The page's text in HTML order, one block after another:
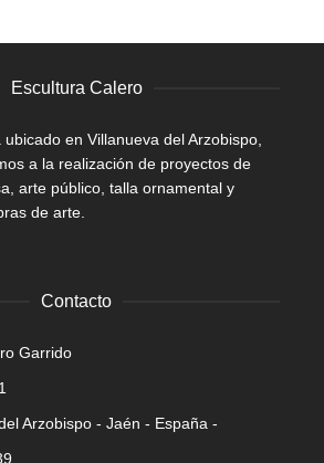
Escultura Calero
en Villanueva del Arzobispo,
a la realización de proyectos de
arte público, talla ornamental y
de arte.
Contacto
Garrido
Arzobispo - Jaén - España -